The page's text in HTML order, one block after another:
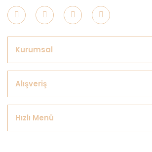
Kurumsal
Alışveriş
Hızlı Menü